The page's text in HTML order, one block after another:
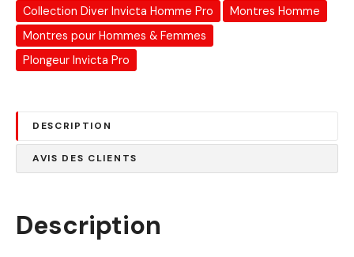
Collection Diver Invicta Homme Pro
Montres Homme
Montres pour Hommes & Femmes
Plongeur Invicta Pro
DESCRIPTION
AVIS DES CLIENTS
Description